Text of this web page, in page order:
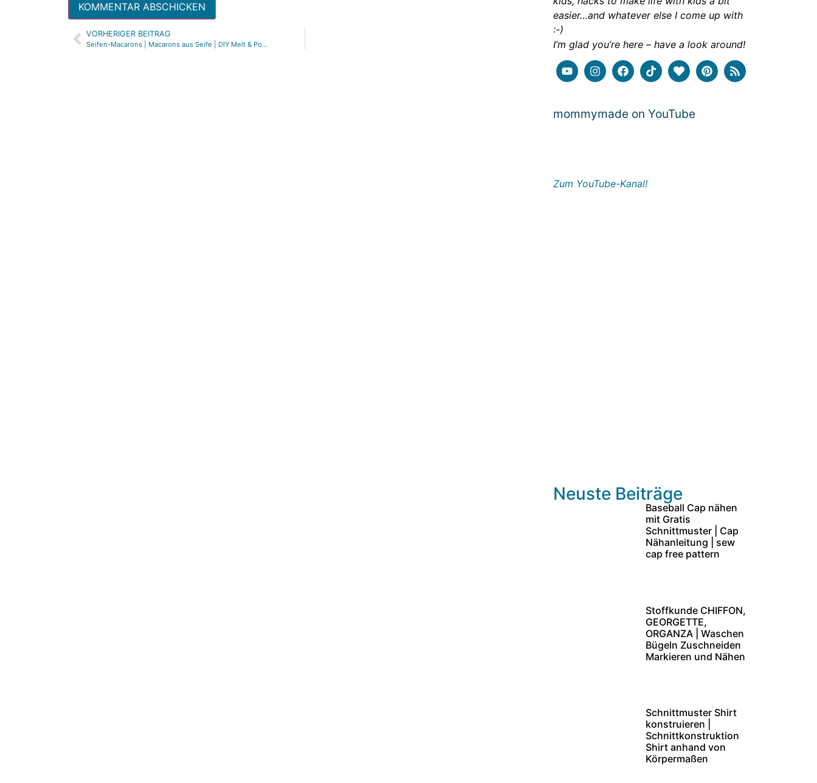
easier…and whatever else I come up with
:-)
I’m glad you’re here – have a look around!
mommymade on YouTube
Zum YouTube-Kanal!
Neuste Beiträge
Baseball Cap nähen
mit Gratis
Schnittmuster | Cap
Nähanleitung | sew
cap free pattern
Stoffkunde CHIFFON,
GEORGETTE,
ORGANZA | Waschen
Bügeln Zuschneiden
Markieren und Nähen
Schnittmuster Shirt
konstruieren |
Schnittkonstruktion
Shirt anhand von
Körpermaßen
Alternative:
VORHERIGER BEITRAG
Seifen-Macarons | Macarons aus Seife | DIY Melt & Pour Soap Macarons | DIY Anleitung